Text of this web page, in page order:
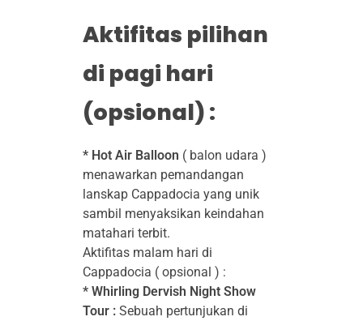
Aktifitas pilihan
di pagi hari
(opsional) :
* Hot Air Balloon ( balon udara )
menawarkan pemandangan
lanskap Cappadocia yang unik
sambil menyaksikan keindahan
matahari terbit.
Aktifitas malam hari di
Cappadocia ( opsional ) :
* Whirling Dervish Night Show
Tour :Sebuah pertunjukan di